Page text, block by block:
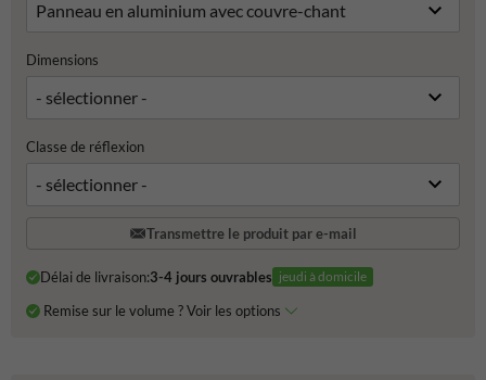
Dimensions
Classe de réflexion
Transmettre le produit par e-mail
Délai de livraison:3-4 jours ouvrables jeudi à domicile
Remise sur le volume ? Voir les options